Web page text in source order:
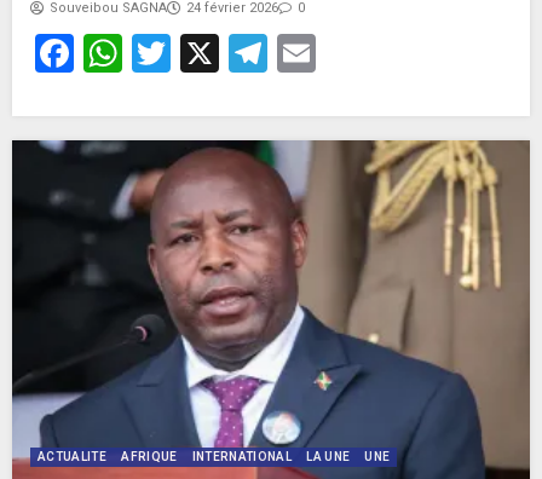
Souveibou SAGNA 24 février 2026 0
Facebook
WhatsApp
Twitter
X Telegram
ACTUALITE AFRIQUE INTERNATIONAL LA UNE UNE